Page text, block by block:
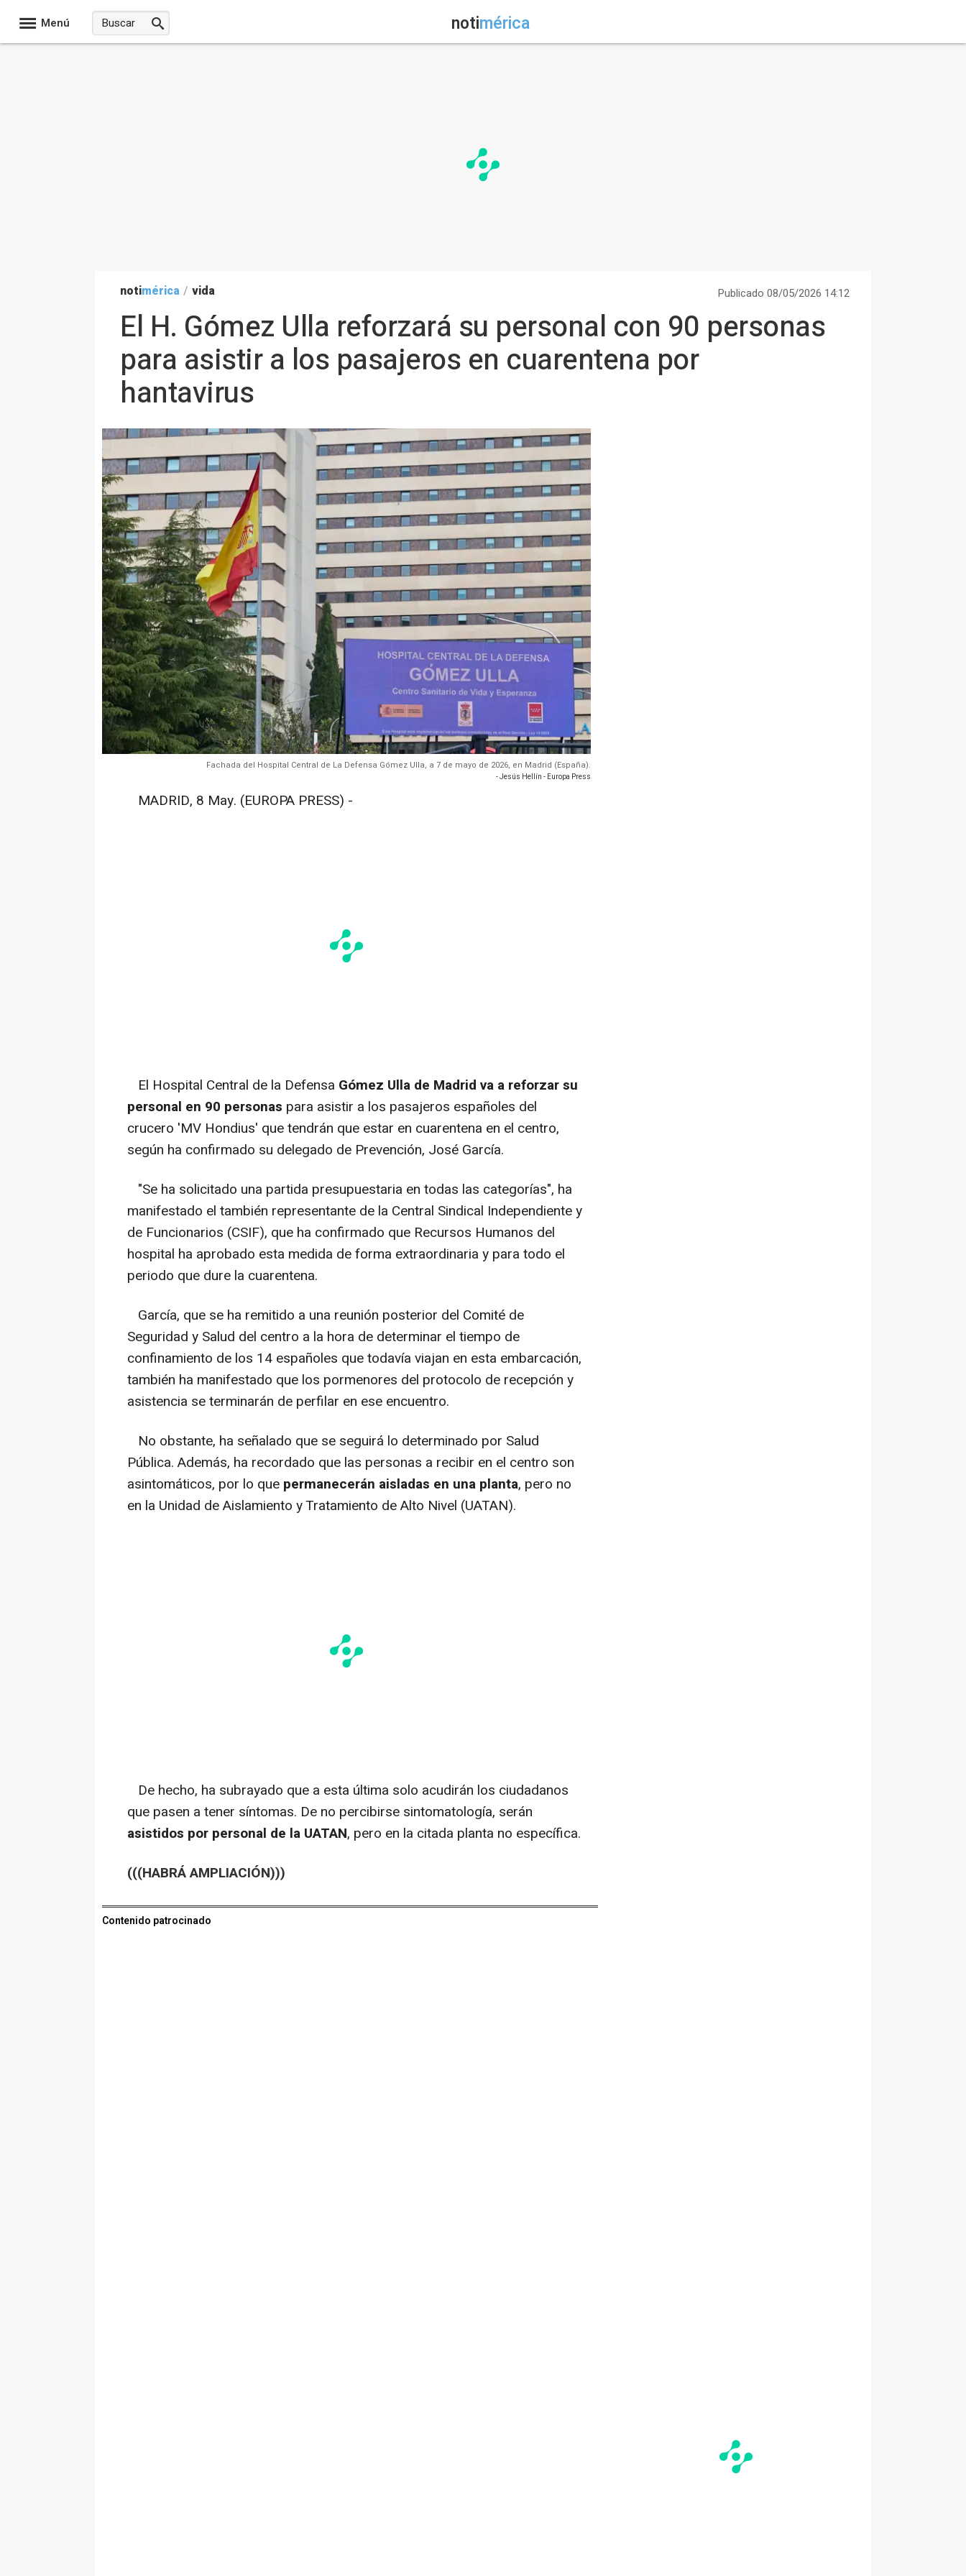
Menú notimérica
notimérica / vida Publicado 08/05/2026 14:12
El H. Gómez Ulla reforzará su personal con 90 personas
para asistir a los pasajeros en cuarentena por
hantavirus
Fachada del Hospital Central de La Defensa Gómez Ulla, a 7 de mayo de 2026, en Madrid (España).
- Jesús Hellín - Europa Press
MADRID, 8 May. (EUROPA PRESS) -
El Hospital Central de la Defensa Gómez Ulla de Madrid va a reforzar su
personal en 90 personas para asistir a los pasajeros españoles del
crucero 'MV Hondius' que tendrán que estar en cuarentena en el centro,
según ha confirmado su delegado de Prevención, José García.
"Se ha solicitado una partida presupuestaria en todas las categorías", ha
manifestado el también representante de la Central Sindical Independiente y
de Funcionarios (CSIF), que ha confirmado que Recursos Humanos del
hospital ha aprobado esta medida de forma extraordinaria y para todo el
periodo que dure la cuarentena.
García, que se ha remitido a una reunión posterior del Comité de
Seguridad y Salud del centro a la hora de determinar el tiempo de
confinamiento de los 14 españoles que todavía viajan en esta embarcación,
también ha manifestado que los pormenores del protocolo de recepción y
asistencia se terminarán de perfilar en ese encuentro.
No obstante, ha señalado que se seguirá lo determinado por Salud
Pública. Además, ha recordado que las personas a recibir en el centro son
asintomáticos, por lo que permanecerán aisladas en una planta, pero no
en la Unidad de Aislamiento y Tratamiento de Alto Nivel (UATAN).
De hecho, ha subrayado que a esta última solo acudirán los ciudadanos
que pasen a tener síntomas. De no percibirse sintomatología, serán
asistidos por personal de la UATAN, pero en la citada planta no específica.
(((HABRÁ AMPLIACIÓN)))
Contenido patrocinado